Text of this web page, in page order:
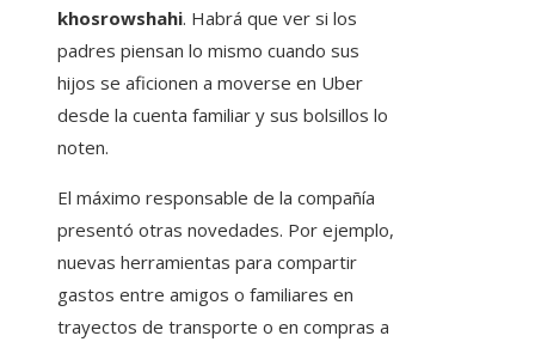
khosrowshahi. Habrá que ver si los
padres piensan lo mismo cuando sus
hijos se aficionen a moverse en Uber
desde la cuenta familiar y sus bolsillos lo
noten.
El máximo responsable de la compañía
presentó otras novedades. Por ejemplo,
nuevas herramientas para compartir
gastos entre amigos o familiares en
trayectos de transporte o en compras a